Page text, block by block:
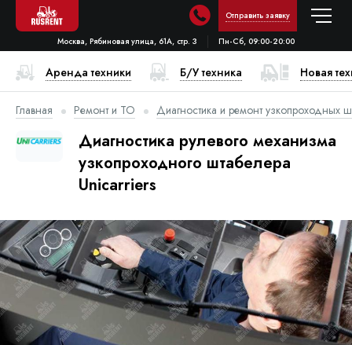
Отправить заявку
Москва, Рябиновая улица, 61А, стр. 3 Пн-Сб, 09:00-20:00
Аренда техники Б/У техника Новая
Главная Ремонт и ТО Диагностика и ремонт узкопроходных
Диагностика рулевого механизма
узкопроходного штабелера
Unicarriers